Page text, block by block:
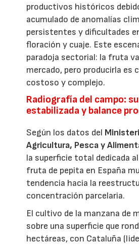
productivos históricos
acumulado de anomalías
persistentes y dificultades
floración y cuaje. Este
paradoja sectorial: la fruta
mercado, pero producirla es
costoso y complejo.
Radiografía del campo:
estabilizada y balance
Según los datos del
Agricultura, Pesca y
la superficie total dedicada
fruta de pepita en España
tendencia hacia la
concentración parcelaria.
El cultivo de la manzana de
sobre una superficie que
hectáreas, con Cataluña